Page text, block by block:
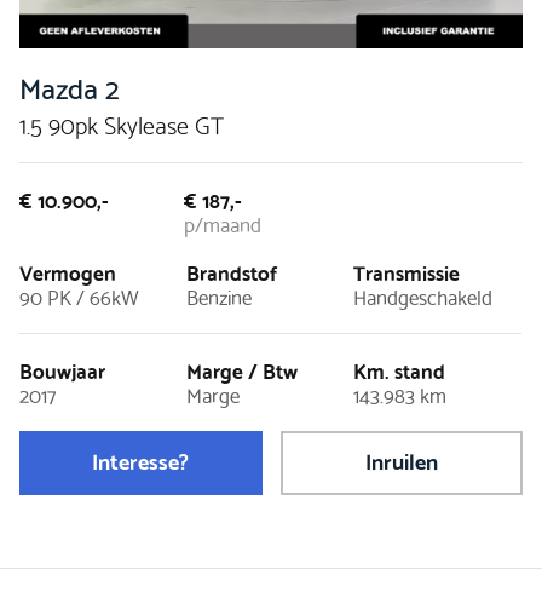
Mazda 2
1.5 90pk Skylease GT
€ 10.900,- € 187,-
p/maand
Vermogen
90 PK / 66kW
Brandstof
Benzine
Transmissie
Handgeschakeld
Bouwjaar
2017
Marge / Btw
Marge
Km. stand
143.983 km
Interesse? Inruilen